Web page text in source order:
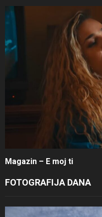
Magazin – E moj ti
FOTOGRAFIJA DANA